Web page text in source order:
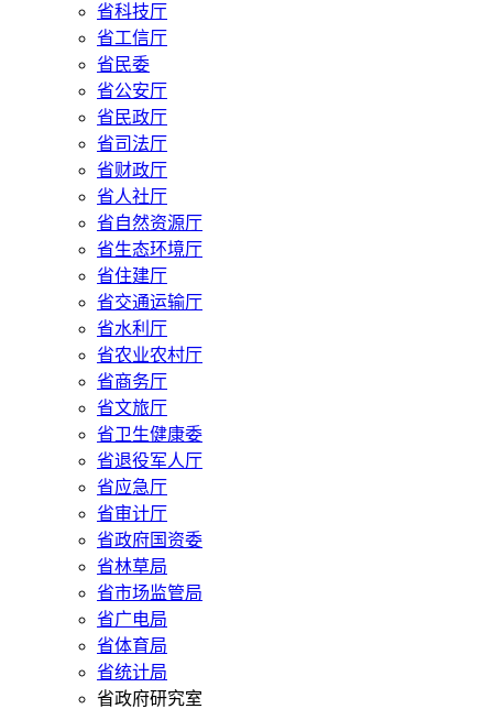
省科技厅
省工信厅
省民委
省公安厅
省民政厅
省司法厅
省财政厅
省人社厅
省自然资源厅
省生态环境厅
省住建厅
省交通运输厅
省水利厅
省农业农村厅
省商务厅
省文旅厅
省卫生健康委
省退役军人厅
省应急厅
省审计厅
省政府国资委
省林草局
省市场监管局
省广电局
省体育局
省统计局
省政府研究室